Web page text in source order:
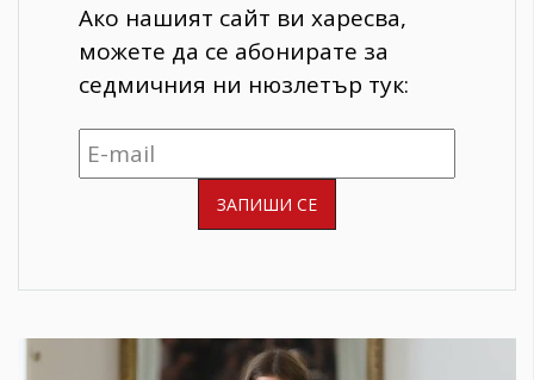
Ако нашият сайт ви харесва,
можете да се абонирате за
седмичния ни нюзлетър тук: